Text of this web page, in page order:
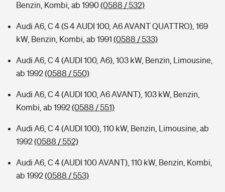
Benzin, Kombi, ab 1990(0588 / 532)
Audi A6, C 4 (S 4 AUDI 100, A6 AVANT QUATTRO), 169
kW, Benzin, Kombi, ab 1991 (0588 / 533)
Audi A6, C 4 (AUDI 100, A6), 103 kW, Benzin, Limousine,
ab 1992(0588 / 550)
Audi A6, C 4 (AUDI 100, A6 AVANT), 103 kW, Benzin,
Kombi, ab 1992(0588 / 551)
Audi A6, C 4 (AUDI 100), 110 kW, Benzin, Limousine, ab
1992(0588 / 552)
Audi A6, C 4 (AUDI 100 AVANT), 110 kW, Benzin, Kombi,
ab 1992(0588 / 553)